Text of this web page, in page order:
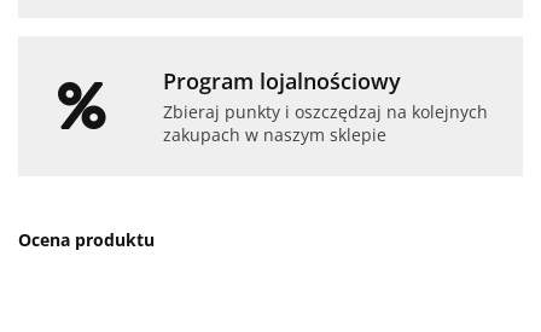
Program lojalnościowy
Zbieraj punkty i oszczędzaj na kolejnych
zakupach w naszym sklepie
Ocena produktu